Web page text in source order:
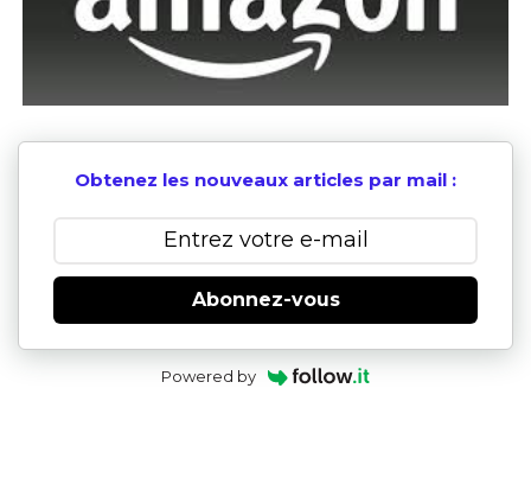
Obtenez les nouveaux articles par mail :
Abonnez-vous
Powered by